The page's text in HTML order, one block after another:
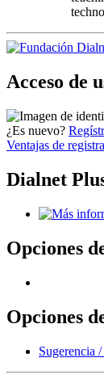
Acceso de
¿Es nuevo?
Ventajas de
Dialnet
Opciones
Opciones
Sugerencia